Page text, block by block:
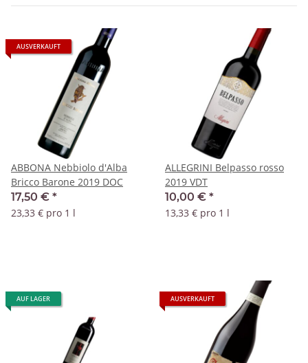
AUSVERKAUFT
ABBONA Nebbiolo d'Alba
Bricco Barone 2019 DOC
17,50 € *
23,33 € pro 1 l
ALLEGRINI Belpasso rosso
2019 VDT
10,00 € *
13,33 € pro 1 l
AUF LAGER AUSVERKAUFT